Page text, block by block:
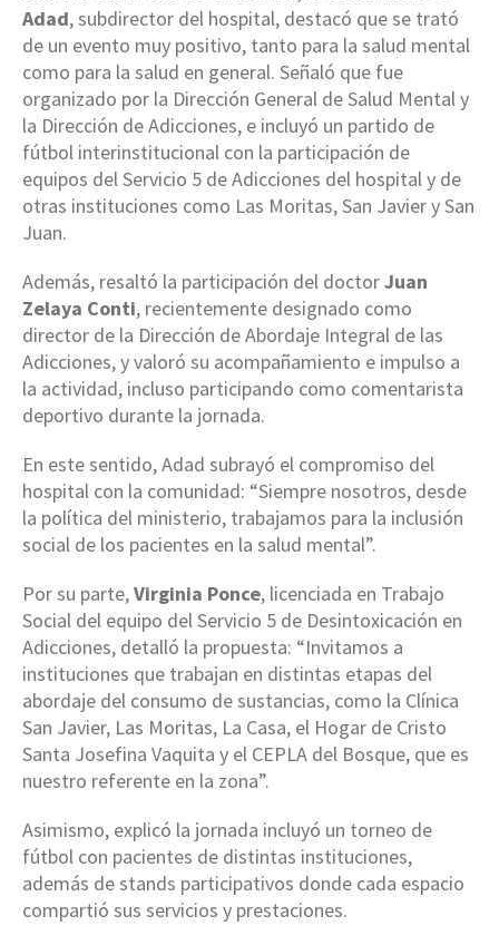
Adad, subdirector del hospital, destacó que se trató
de un evento muy positivo, tanto para la salud mental
como para la salud en general. Señaló que fue
organizado por la Dirección General de Salud Mental y
la Dirección de Adicciones, e incluyó un partido de
fútbol interinstitucional con la participación de
equipos del Servicio 5 de Adicciones del hospital y de
otras instituciones como Las Moritas, San Javier y San
Juan.
Además, resaltó la participación del doctorJuan
Zelaya Conti, recientemente designado como
director de la Dirección de Abordaje Integral de las
Adicciones, y valoró su acompañamiento e impulso a
la actividad, incluso participando como comentarista
deportivo durante la jornada.
En este sentido, Adad subrayó el compromiso del
hospital con la comunidad: “Siempre nosotros, desde
la política del ministerio, trabajamos para la inclusión
social de los pacientes en la salud mental”.
Por su parte,Virginia Ponce, licenciada en Trabajo
Social del equipo del Servicio 5 de Desintoxicación en
Adicciones, detalló la propuesta: “Invitamos a
instituciones que trabajan en distintas etapas del
abordaje del consumo de sustancias, como la Clínica
San Javier, Las Moritas, La Casa, el Hogar de Cristo
Santa Josefina Vaquita y el CEPLA del Bosque, que es
nuestro referente en la zona”.
Asimismo, explicó la jornada incluyó un torneo de
fútbol con pacientes de distintas instituciones,
además de stands participativos donde cada espacio
compartió sus servicios y prestaciones.